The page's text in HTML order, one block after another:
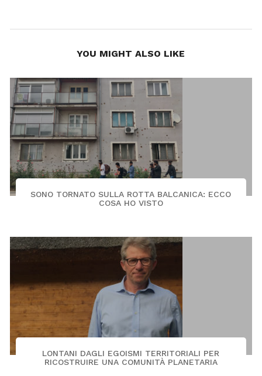
YOU MIGHT ALSO LIKE
SONO TORNATO SULLA ROTTA BALCANICA: ECCO
COSA HO VISTO
LONTANI DAGLI EGOISMI TERRITORIALI PER
RICOSTRUIRE UNA COMUNITÀ PLANETARIA